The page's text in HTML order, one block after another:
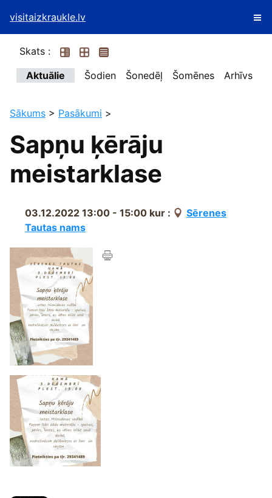
visitaizkraukle.lv
Skats :
Aktuālie
Šodien Šonedēļ Šomēnes Arhīvs
Sākums > Pasākumi >
Sapņu ķērāju
meistarklase
03.12.2022 13:00 - 15:00 kur :
Sērenes
Tautas nams